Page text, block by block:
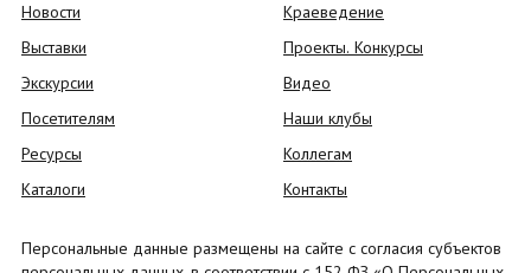
Новости
Выставки
Экскурсии
Посетителям
Ресурсы
Каталоги
Краеведение
Проекты. Конкурсы
Видео
Наши клубы
Коллегам
Контакты
Персональные данные размещены на сайте с согласия субъектов